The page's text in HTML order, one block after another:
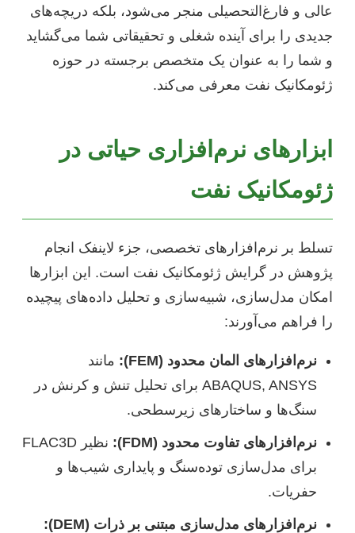
عالی و فارغ‌التحصیلی منجر می‌شود، بلکه دریچه‌های
جدیدی را برای آینده شغلی و تحقیقاتی شما می‌گشاید
و شما را به عنوان یک متخصص برجسته در حوزه
ژئومکانیک نفت معرفی می‌کند.
ابزارهای نرم‌افزاری حیاتی در
ژئومکانیک نفت
تسلط بر نرم‌افزارهای تخصصی، جزء لاینفک انجام
پژوهش در گرایش ژئومکانیک نفت است. این ابزارها
امکان مدل‌سازی، شبیه‌سازی و تحلیل داده‌های پیچیده
را فراهم می‌آورند:
نرم‌افزارهای المان محدود (FEM):
مانند
ABAQUS, ANSYS برای تحلیل تنش و کرنش در
سنگ‌ها و ساختارهای زیرسطحی.
نرم‌افزارهای تفاوت محدود (FDM):
نظیر FLAC3D
برای مدل‌سازی توده‌سنگ و پایداری شیب‌ها و
حفریات.
نرم‌افزارهای مدل‌سازی مبتنی بر ذرات (DEM):